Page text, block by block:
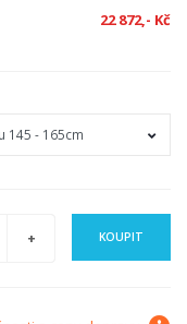
22 872,- Kč
KOUPIT